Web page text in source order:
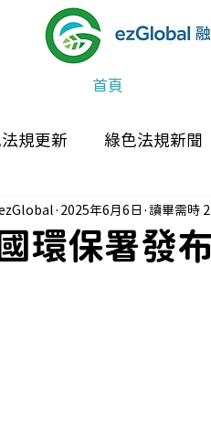
首頁
規更新 綠色法規新聞
環保署發
2025年6月6日 讀畢需時